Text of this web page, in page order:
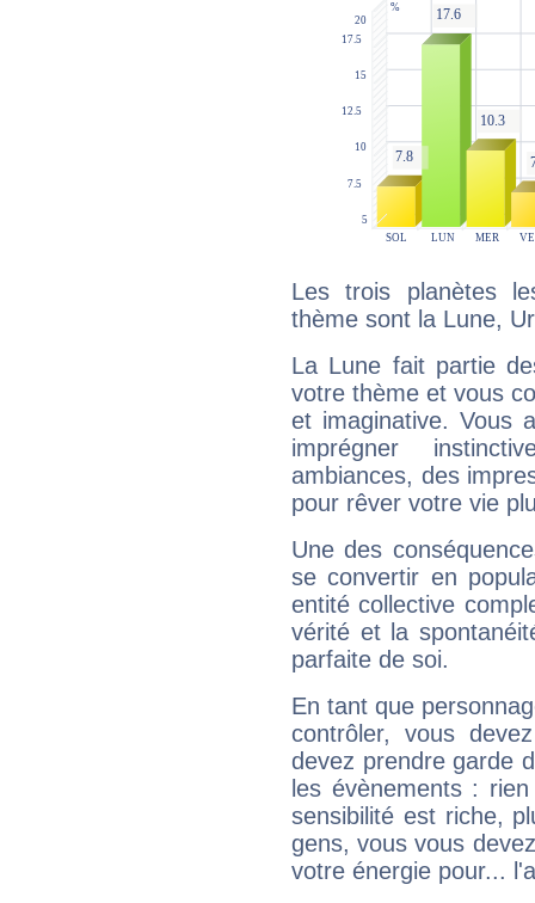
Les trois planètes
thème sont la Lune,
La Lune fait partie
votre thème et vous
et imaginative. Vous
imprégner
ambiances, des
pour rêver votre vie
Une des
se convertir en
entité collective
vérité et la
parfaite de soi.
En tant que
contrôler, vous
devez prendre garde
les évènements :
sensibilité est riche,
gens, vous vous
votre énergie pour...